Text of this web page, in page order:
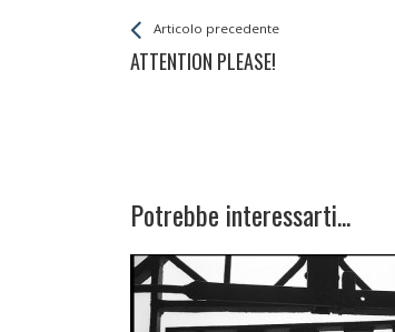
LeggiArticolo precedente
ATTENTION PLEASE!
Back
All
Potrebbe interessarti...